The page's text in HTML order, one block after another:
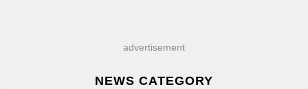
advertisement
NEWS CATEGORY